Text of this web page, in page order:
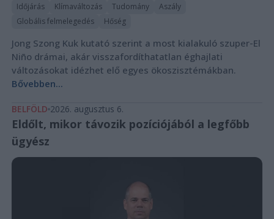
Időjárás Klímaváltozás Tudomány
Aszály
Globális felmelegedés
Hőség
Jong Szong Kuk kutató szerint a most kialakuló szuper-El
Niño drámai, akár visszafordíthatatlan éghajlati
változásokat idézhet elő egyes ökoszisztémákban.
Bővebben...
BELFÖLD 2026. augusztus 6.
Eldőlt, mikor távozik pozíciójából a legfőbb
ügyész